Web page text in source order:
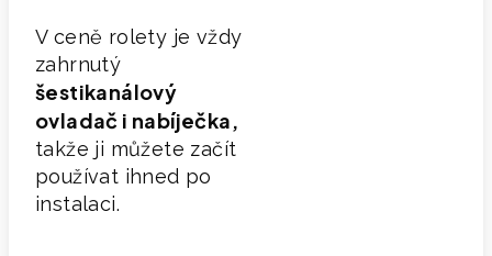
V ceně rolety je vždy
zahrnutý
šestikanálový
ovladač i nabíječka,
takže ji můžete začít
používat ihned po
instalaci.